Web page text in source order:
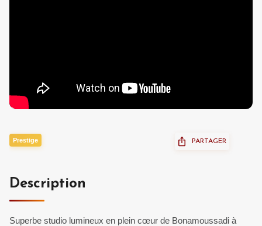
Prestige PARTAGER
Description
Superbe studio lumineux en plein cœur de Bonamoussadi à